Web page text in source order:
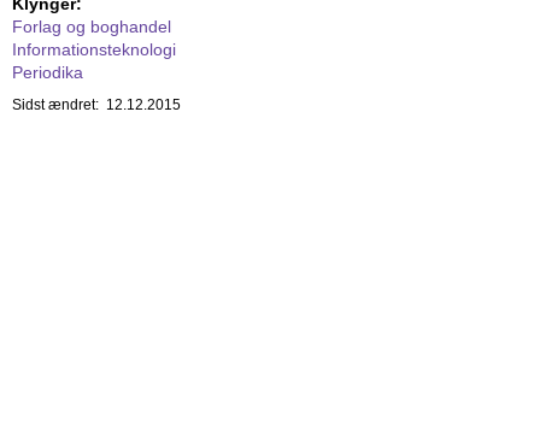
Forlag og boghandel
Informationsteknologi
Periodika
Sidst ændret: 12.12.2015